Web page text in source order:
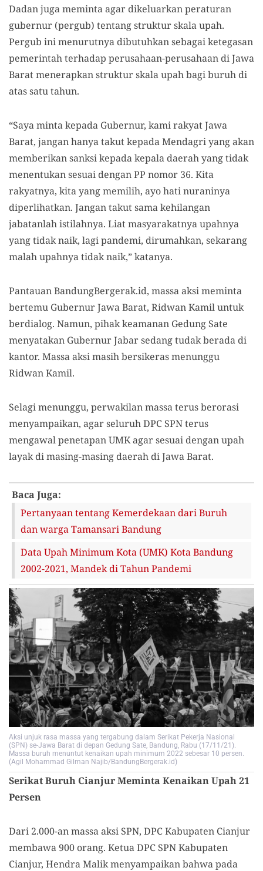
Dadan juga meminta agar dikeluarkan peraturan
gubernur (pergub) tentang struktur skala upah.
Pergub ini menurutnya dibutuhkan sebagai ketegasan
pemerintah terhadap perusahaan-perusahaan di Jawa
Barat menerapkan struktur skala upah bagi buruh di
atas satu tahun.
“Saya minta kepada Gubernur, kami rakyat Jawa
Barat, jangan hanya takut kepada Mendagri yang akan
memberikan sanksi kepada kepala daerah yang tidak
menentukan sesuai dengan PP nomor 36. Kita
rakyatnya, kita yang memilih, ayo hati nuraninya
diperlihatkan. Jangan takut sama kehilangan
jabatanlah istilahnya. Liat masyarakatnya upahnya
yang tidak naik, lagi pandemi, dirumahkan, sekarang
malah upahnya tidak naik,” katanya.
Pantauan BandungBergerak.id, massa aksi meminta
bertemu Gubernur Jawa Barat, Ridwan Kamil untuk
berdialog. Namun, pihak keamanan Gedung Sate
menyatakan Gubernur Jabar sedang tudak berada di
kantor. Massa aksi masih bersikeras menunggu
Ridwan Kamil.
Selagi menunggu, perwakilan massa terus berorasi
menyampaikan, agar seluruh DPC SPN terus
mengawal penetapan UMK agar sesuai dengan upah
layak di masing-masing daerah di Jawa Barat.
Baca Juga:
Pertanyaan tentang Kemerdekaan dari Buruh
dan warga Tamansari Bandung
Data Upah Minimum Kota (UMK) Kota Bandung
2002-2021, Mandek di Tahun Pandemi
Aksi unjuk rasa massa yang tergabung dalam Serikat Pekerja Nasional
(SPN) se-Jawa Barat di depan Gedung Sate, Bandung, Rabu (17/11/21).
Massa buruh menuntut kenaikan upah minimum 2022 sebesar 10 persen.
(Agil Mohammad Gilman Najib/BandungBergerak.id)
Serikat Buruh Cianjur Meminta Kenaikan Upah 21
Persen
Dari 2.000-an massa aksi SPN, DPC Kabupaten Cianjur
membawa 900 orang. Ketua DPC SPN Kabupaten
Cianjur, Hendra Malik menyampaikan bahwa pada